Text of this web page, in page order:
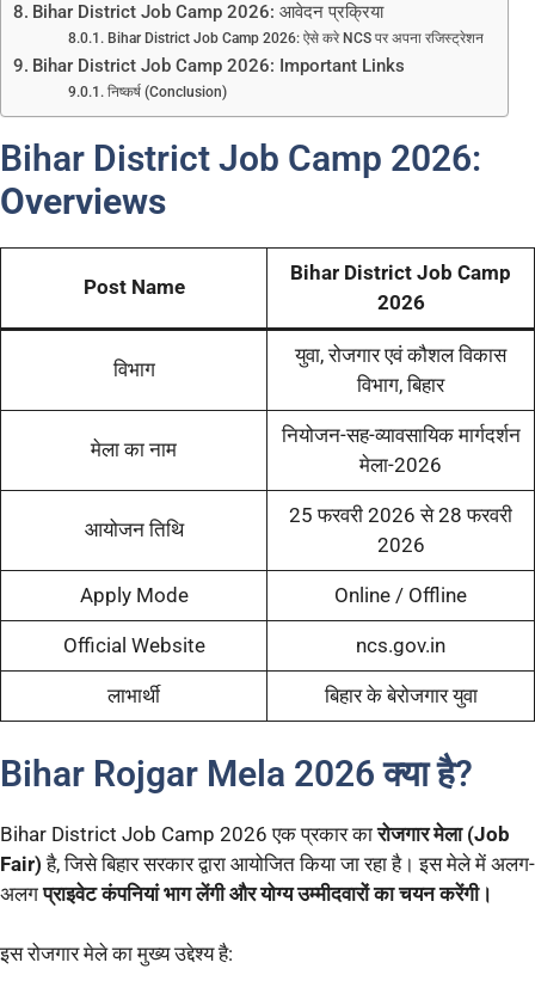
Bihar District Job Camp 2026: आवेदन प्रक्रिया
Bihar District Job Camp 2026: ऐसे करे NCS पर अपना रजिस्ट्रेशन
Bihar District Job Camp 2026: Important Links
निष्कर्ष (Conclusion)
Bihar District Job Camp 2026:
Overviews
Post Name
Bihar District Job Camp
2026
विभाग
युवा, रोजगार एवं कौशल विकास
विभाग, बिहार
मेला का नाम
नियोजन-सह-व्यावसायिक मार्गदर्शन
मेला-2026
आयोजन तिथि
25 फरवरी 2026 से 28 फरवरी
2026
Apply Mode Online / Offline
Official Website ncs.gov.in
लाभार्थी बिहार के बेरोजगार युवा
Bihar Rojgar Mela 2026 क्या है?
Bihar District Job Camp 2026 एक प्रकार कारोजगार मेला (Job
Fair) है, जिसे बिहार सरकार द्वारा आयोजित किया जा रहा है। इस मेले में अलग-
अलगप्राइवेट कंपनियां भाग लेंगी और योग्य उम्मीदवारों का चयन करेंगी।
इस रोजगार मेले का मुख्य उद्देश्य है: